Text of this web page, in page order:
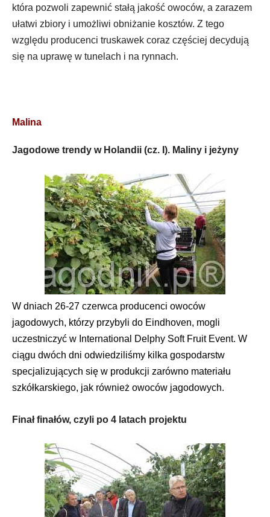
która pozwoli zapewnić stałą jakość owoców, a zarazem
ułatwi zbiory i umożliwi obniżanie kosztów. Z tego
względu producenci truskawek coraz częściej decydują
się na uprawę w tunelach i na rynnach.
Malina
Jagodowe trendy w Holandii (cz. I). Maliny i jeżyny
W dniach 26-27 czerwca producenci owoców
jagodowych, którzy przybyli do Eindhoven, mogli
uczestniczyć w International Delphy Soft Fruit Event. W
ciągu dwóch dni odwiedziliśmy kilka gospodarstw
specjalizujących się w produkcji zarówno materiału
szkółkarskiego, jak również owoców jagodowych.
Finał finałów, czyli po 4 latach projektu